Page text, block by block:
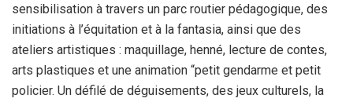
sensibilisation à travers un parc routier pédagogique, des
initiations à l’équitation et à la fantasia, ainsi que des
ateliers artistiques : maquillage, henné, lecture de contes,
arts plastiques et une animation “petit gendarme et petit
policier. Un défilé de déguisements, des jeux culturels, la